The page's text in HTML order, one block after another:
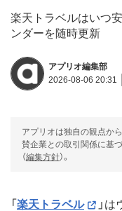
楽天トラベルはいつ
ンダーを随時更新
アプリオ編集部
2026-08-06 20:31
アプリオは独自の観点か
賛企業との取引関係に基
（編集方針）。
「 楽天トラベル
」